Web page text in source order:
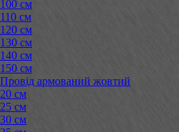
100 см
110 см
120 см
130 см
140 см
150 см
Провід армований жовтий
20 см
25 см
30 см